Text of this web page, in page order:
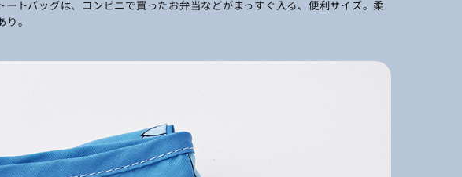
トバッグは、コンビニで買ったお弁当などがまっすぐ入る、便利サイズ。柔
。